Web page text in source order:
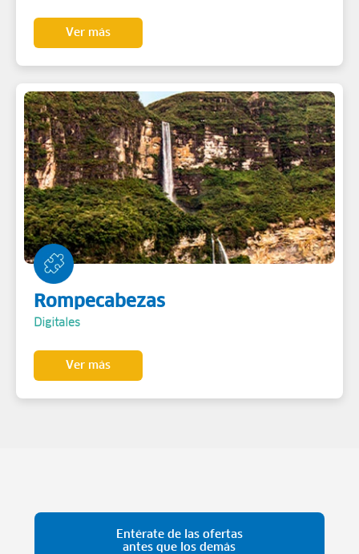
Ver más
Rompecabezas
Digitales
Ver más
Entérate de las ofertas
antes que los demás